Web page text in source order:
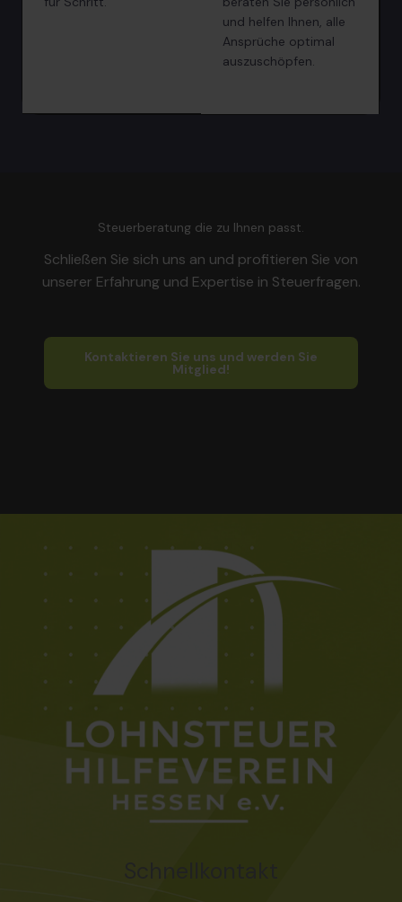
und helfen Ihnen, alle
Ansprüche optimal
auszuschöpfen.
Steuerberatung die zu Ihnen passt.
Schließen Sie sich uns an und profitieren Sie von
unserer Erfahrung und Expertise in Steuerfragen.
Kontaktieren Sie uns und werden Sie
Mitglied!